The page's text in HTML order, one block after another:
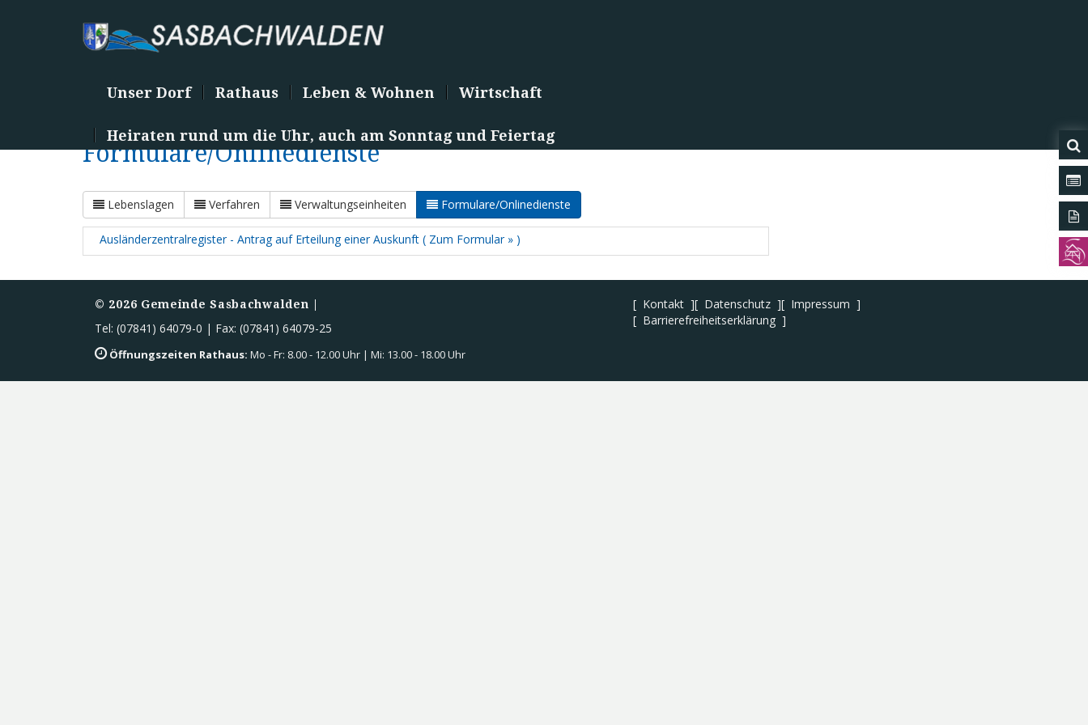
Unser Dorf Rathaus Leben & Wohnen Wirtschaft
Heiraten rund um die Uhr, auch am Sonntag und Feiertag
Formulare/Onlinedienste
Lebenslagen Verfahren Verwaltungseinheiten Formulare/Onlinedienste
Ausländerzentralregister - Antrag auf Erteilung einer Auskunft ( Zum Formular » )
© 2026 Gemeinde Sasbachwalden |
Tel: (07841) 64079-0 | Fax: (07841) 64079-25
Öffnungszeiten Rathaus: Mo - Fr: 8.00 - 12.00 Uhr | Mi: 13.00 - 18.00 Uhr
Kontakt Datenschutz
Impressum
Barrierefreiheitserklärung